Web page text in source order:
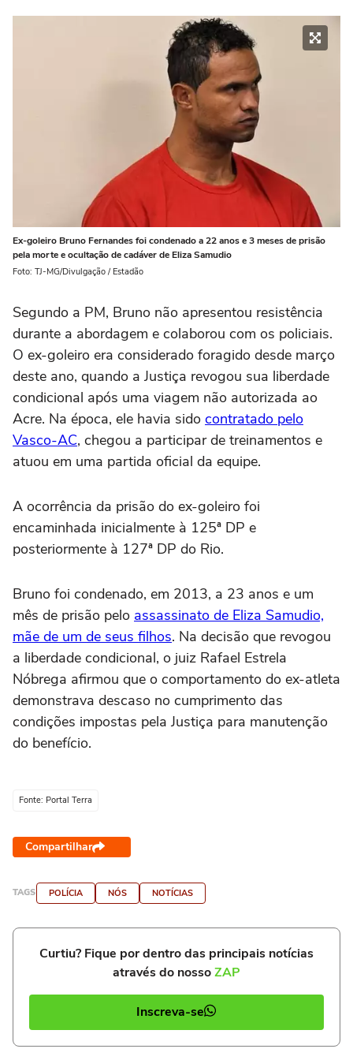
Ex-goleiro Bruno Fernandes foi condenado a 22 anos e 3 meses de prisão
pela morte e ocultação de cadáver de Eliza Samudio
Foto: TJ-MG/Divulgação / Estadão
Segundo a PM, Bruno não apresentou resistência
durante a abordagem e colaborou com os policiais.
O ex-goleiro era considerado foragido desde março
deste ano, quando a Justiça revogou sua liberdade
condicional após uma viagem não autorizada ao
Acre. Na época, ele havia sido contratado pelo
Vasco-AC, chegou a participar de treinamentos e
atuou em uma partida oficial da equipe.
A ocorrência da prisão do ex-goleiro foi
encaminhada inicialmente à 125ª DP e
posteriormente à 127ª DP do Rio.
Bruno foi condenado, em 2013, a 23 anos e um
mês de prisão pelo assassinato de Eliza Samudio,
mãe de um de seus filhos. Na decisão que revogou
a liberdade condicional, o juiz Rafael Estrela
Nóbrega afirmou que o comportamento do ex-atleta
demonstrava descaso no cumprimento das
condições impostas pela Justiça para manutenção
do benefício.
Fonte: Portal Terra
Compartilhar
TAGS POLÍCIA NÓS NOTÍCIAS
Curtiu? Fique por dentro das principais notícias
através do nossoZAP
Inscreva-se